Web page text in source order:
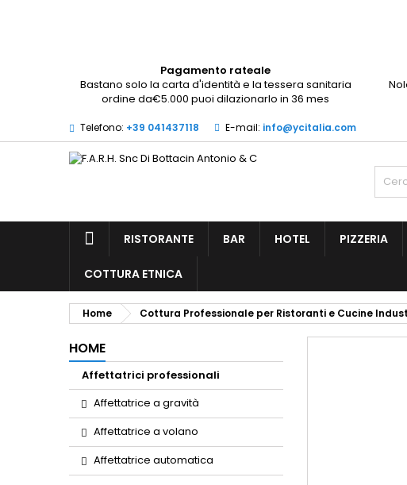
Pagamento rateale
Bastano solo la carta d'identità e la tessera sanitaria
ordine da€5.000 puoi dilazionarlo in 36 mes
Telefono: +39 041437118 E-mail: info@ycitalia.com
RISTORANTE BAR HOTEL PIZZERIA
COTTURA ETNICA
Home Cottura Professionale per Ristoranti e Cucine
HOME
Affettatrici professionali
Affettatrice a gravità
Affettatrice a volano
Affettatrice automatica
Devi avere